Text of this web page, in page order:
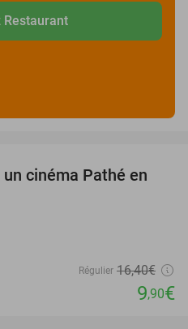
Restaurant
40%
cinéma Pathé en
Régulier 16,40€
9,90€